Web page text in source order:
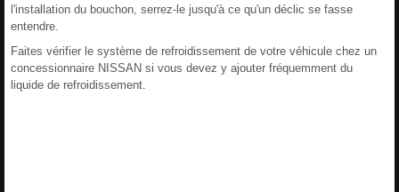
l'installation du bouchon, serrez-le jusqu'à ce qu'un déclic se fasse
entendre.
Faites vérifier le système de refroidissement de votre véhicule chez un
concessionnaire NISSAN si vous devez y ajouter fréquemment du
liquide de refroidissement.